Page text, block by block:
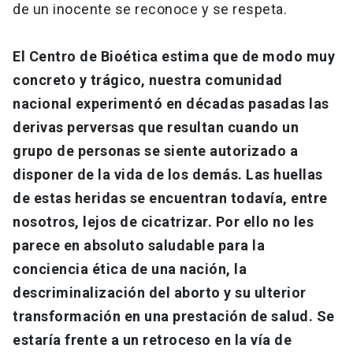
de un inocente se reconoce y se respeta.
El Centro de Bioética estima que de modo muy
concreto y trágico, nuestra comunidad
nacional experimentó en décadas pasadas las
derivas perversas que resultan cuando un
grupo de personas se siente autorizado a
disponer de la vida de los demás. Las huellas
de estas heridas se encuentran todavía, entre
nosotros, lejos de cicatrizar. Por ello no les
parece en absoluto saludable para la
conciencia ética de una nación, la
descriminalización del aborto y su ulterior
transformación en una prestación de salud. Se
estaría frente a un retroceso en la vía de